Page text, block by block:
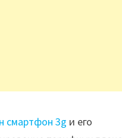
смартфон 3g и его